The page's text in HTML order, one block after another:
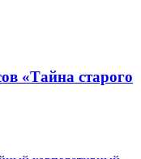
«Тайна старого